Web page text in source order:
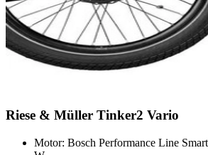
Riese & Müller Tinker2 Vario
Motor: Bosch Performance Line